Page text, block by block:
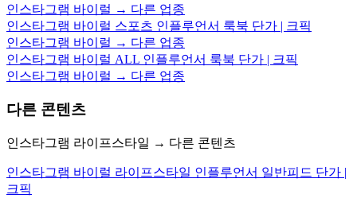
인스타그램 바이럴 → 다른 업종
인스타그램 바이럴 스포츠 인플루언서 룩북 단가 | 크픽
인스타그램 바이럴 → 다른 업종
인스타그램 바이럴 ALL 인플루언서 룩북 단가 | 크픽
인스타그램 바이럴 → 다른 업종
다른 콘텐츠
인스타그램 라이프스타일 → 다른 콘텐츠
인스타그램 바이럴 라이프스타일 인플루언서 일반피드 단가 |
크픽